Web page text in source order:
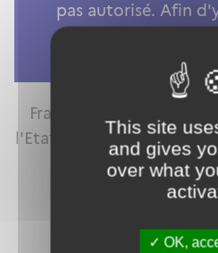
This site
and gives
over what
OK,
pas autorisé. Afin
devez
FranceConnect est la
l'Etat pour sécuriser et
vos services